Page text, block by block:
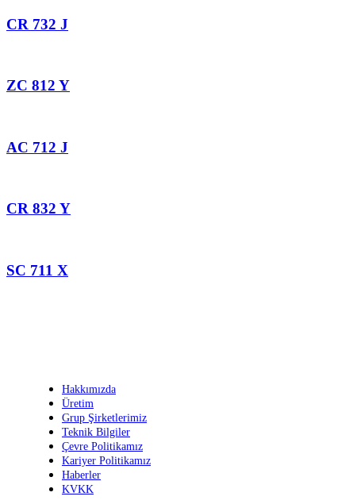
CR 732 J
ZC 812 Y
AC 712 J
CR 832 Y
SC 711 X
Hakkımızda
Üretim
Grup Şirketlerimiz
Teknik Bilgiler
Çevre Politikamız
Kariyer Politikamız
Haberler
KVKK